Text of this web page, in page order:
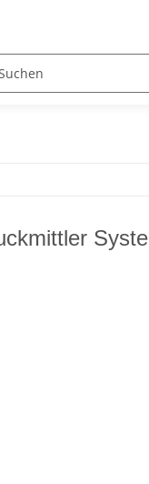
FILTER / DROSSEL